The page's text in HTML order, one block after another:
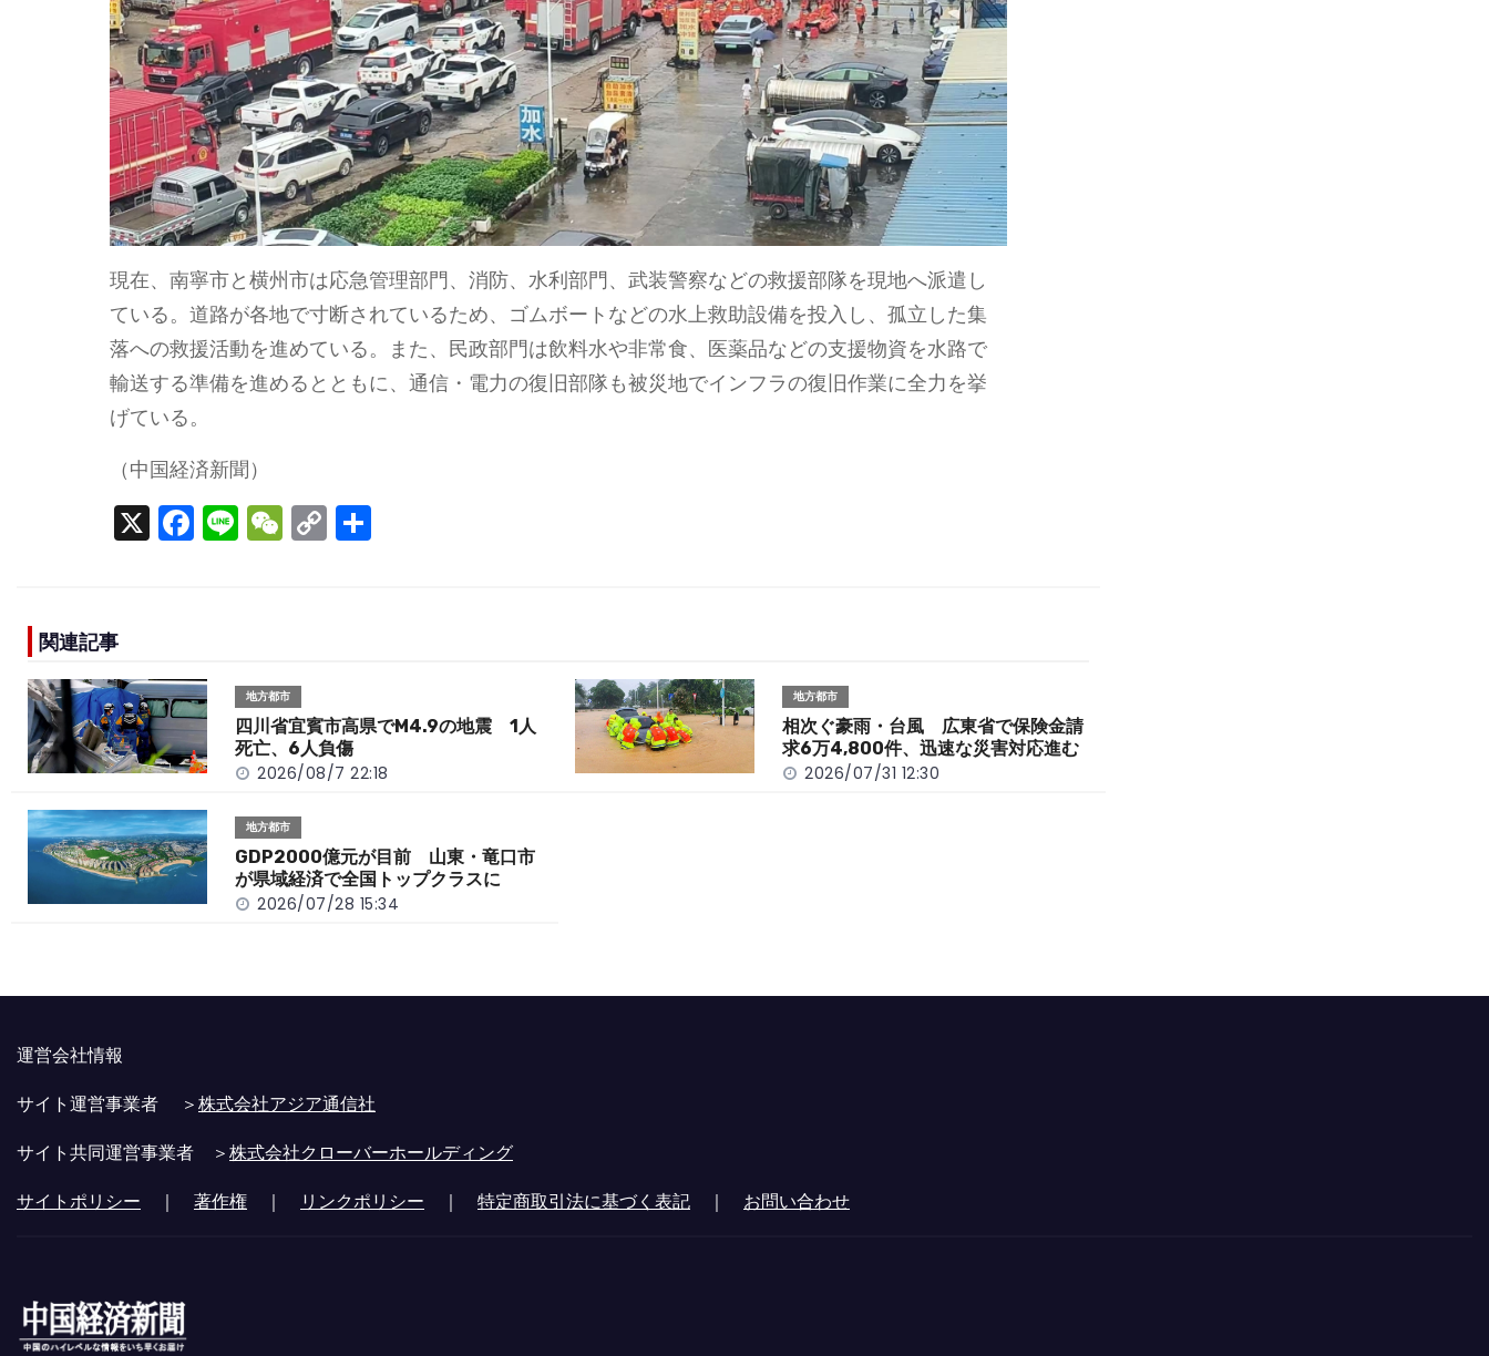
現在、南寧市と横州市は応急管理部門、消防、水利部門、武装警察などの救援部隊を現地へ派遣し
ている。道路が各地で寸断されているため、ゴムボートなどの水上救助設備を投入し、孤立した集
落への救援活動を進めている。また、民政部門は飲料水や非常食、医薬品などの支援物資を水路で
輸送する準備を進めるとともに、通信・電力の復旧部隊も被災地でインフラの復旧作業に全力を挙
げている。
（中国経済新聞）
X F
a
o
o
k
Li
n
W
e
t
C
o
k
関連記事
地方都市
四川省宜賓市高県でM4.9の地震 1人
死亡、6人負傷
2026/08/7 22:18
地方都市
相次ぐ豪雨・台風 広東省で保険金請
求6万4,800件、迅速な災害対応進む
2026/07/31 12:30
地方都市
GDP2000億元が目前 山東・竜口市
が県域経済で全国トップクラスに
2026/07/28 15:34
運営会社情報
サイト運営事業者 ＞株式会社アジア通信社
サイト共同運営事業者 ＞株式会社クローバーホールディング
サイトポリシー ｜ 著作権 ｜ リンクポリシー ｜ 特定商取引法に基づく表記 ｜ お問い合わせ